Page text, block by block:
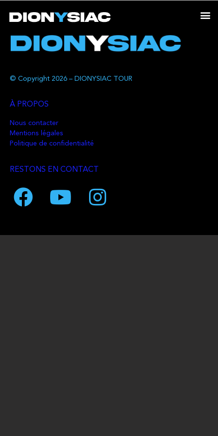
© Copyright 2026 – DIONYSIAC TOUR
À PROPOS
Nous contacter
Mentions légales
Politique de confidentialité
RESTONS EN CONTACT